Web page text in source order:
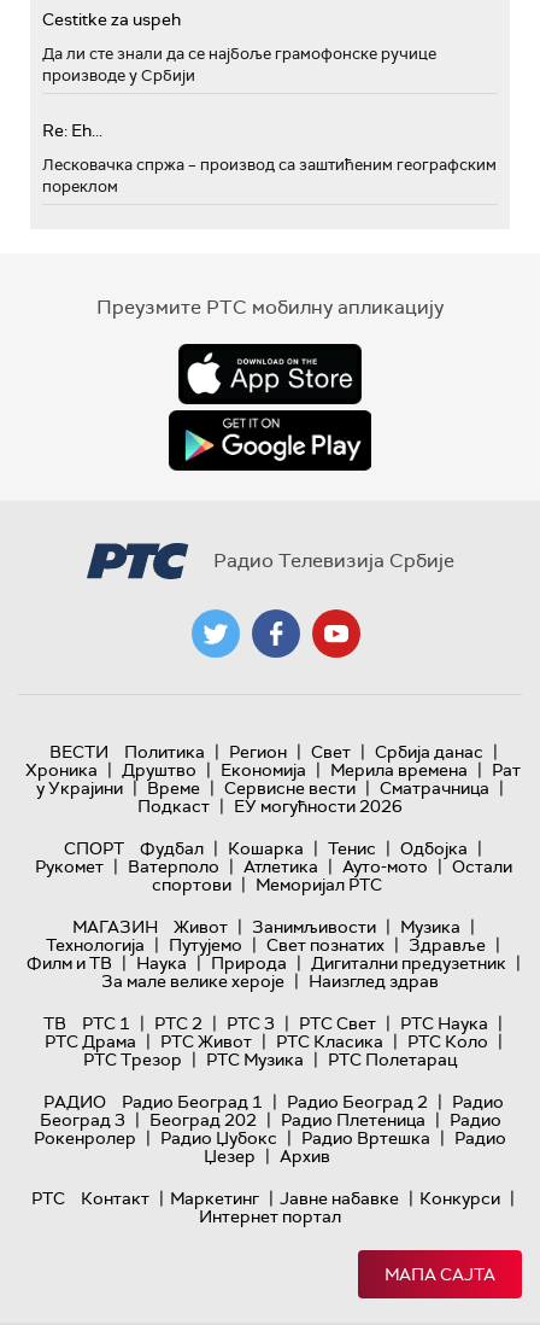
Cestitke za uspeh
Да ли сте знали да се најбоље грамофонске ручице
производе у Србији
Re: Eh...
Лесковачка спржа – производ са заштићеним географским
пореклом
Преузмите РТС мобилну апликацију
Радио Телевизија Србије
ВЕСТИ Политика | Регион | Свет | Србија данас |
Хроника | Друштво | Економија | Мерила времена | Рат
у Украјини | Време | Сервисне вести | Сматрачница |
Подкаст | ЕУ могућности 2026
СПОРТ
Фудбал | Кошарка | Тенис | Одбојка |
Рукомет | Ватерполо | Атлетика | Ауто-мото | Остали
спортови | Меморијал РТС
МАГАЗИН
Живот | Занимљивости | Музика |
Технологијa | Путујемо | Свет познатих | Здравље |
Филм и ТВ | Наука | Природа | Дигитални предузетник |
За мале велике хероје | Наизглед здрав
ТВ
РТС 1 | РТС 2 | РТС 3 | РТС Свет | РТС Наука |
РТС Драма | РТС Живот | РТС Класика | РТС Коло |
РТС Трезор | РТС Музика | РТС Полетарац
РАДИО
Радио Београд 1 | Радио Београд 2 | Радио
Београд 3 | Београд 202 | Радио Плетеница | Радио
Рокенролер | Радио Џубокс | Радио Вртешка | Радио
Џезер | Архив
РТС
Контакт | Маркетинг | Јавне набавке | Конкурси |
Интернет портал
МАПА САЈТА